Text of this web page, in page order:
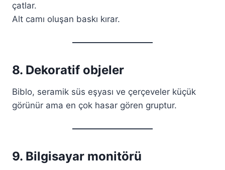
çatlar.
Alt camı oluşan baskı kırar.
8. Dekoratif objeler
Biblo, seramik süs eşyası ve çerçeveler küçük
görünür ama en çok hasar gören gruptur.
9. Bilgisayar monitörü